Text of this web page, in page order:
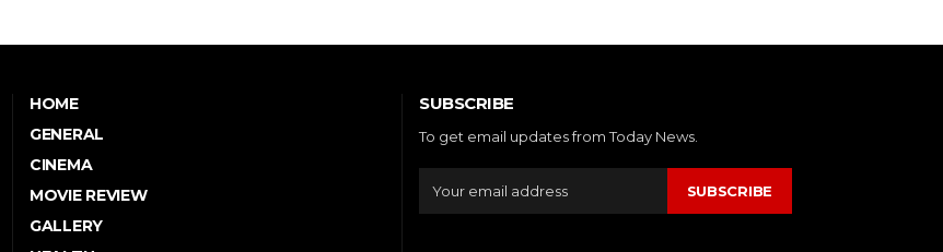
HOME
GENERAL
CINEMA
MOVIE REVIEW
GALLERY
SUBSCRIBE
To get email updates from Today News.
SUBSCRIBE